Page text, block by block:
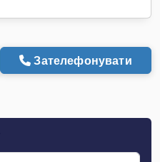
Зателефонувати